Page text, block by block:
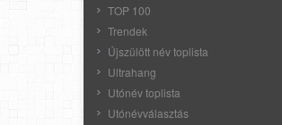
TOP 100
Trendek
Újszülött név toplista
Ultrahang
Utónév toplista
Utónévválasztás